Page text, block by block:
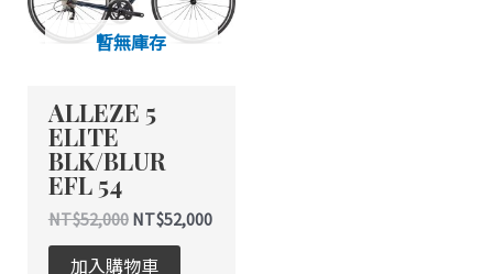
暫無庫存
ALLEZE 5
ELITE
BLK/BLUR
EFL 54
NT$52,000NT$52,000
加入購物車